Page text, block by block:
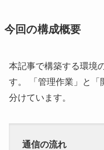
今回の構成概要
本記事で構築する環境
す。 「管理作業」と「
分けています。
通信の流れ